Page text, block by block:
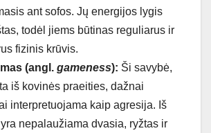
ant sofos. Jų energijos lygis
todėl jiems būtinas reguliarus ir
fizinis krūvis.
(angl. gameness): Ši savybė,
iš kovinės praeities, dažnai
interpretuojama kaip agresija. Iš
nepalaužiama dvasia, ryžtas ir